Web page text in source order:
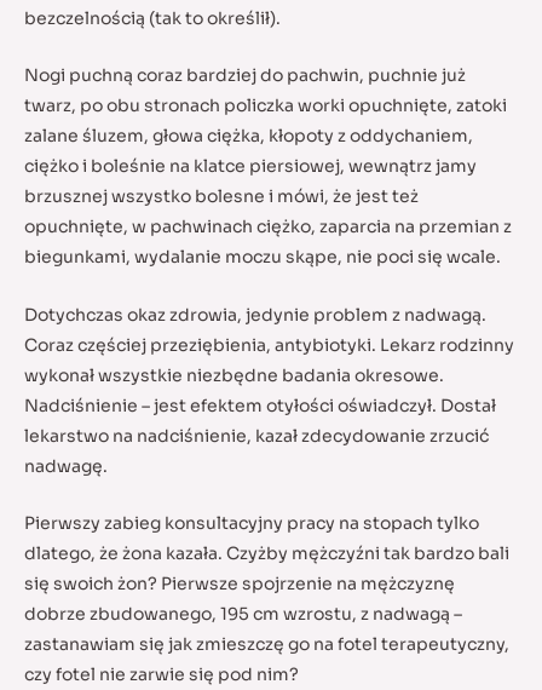
bezczelnością (tak to określił).
Nogi puchną coraz bardziej do pachwin, puchnie już
twarz, po obu stronach policzka worki opuchnięte, zatoki
zalane śluzem, głowa ciężka, kłopoty z oddychaniem,
ciężko i boleśnie na klatce piersiowej, wewnątrz jamy
brzusznej wszystko bolesne i mówi, że jest też
opuchnięte, w pachwinach ciężko, zaparcia na przemian z
biegunkami, wydalanie moczu skąpe, nie poci się wcale.
Dotychczas okaz zdrowia, jedynie problem z nadwagą.
Coraz częściej przeziębienia, antybiotyki. Lekarz rodzinny
wykonał wszystkie niezbędne badania okresowe.
Nadciśnienie – jest efektem otyłości oświadczył. Dostał
lekarstwo na nadciśnienie, kazał zdecydowanie zrzucić
nadwagę.
Pierwszy zabieg konsultacyjny pracy na stopach tylko
dlatego, że żona kazała. Czyżby mężczyźni tak bardzo bali
się swoich żon? Pierwsze spojrzenie na mężczyznę
dobrze zbudowanego, 195 cm wzrostu, z nadwagą –
zastanawiam się jak zmieszczę go na fotel terapeutyczny,
czy fotel nie zarwie się pod nim?